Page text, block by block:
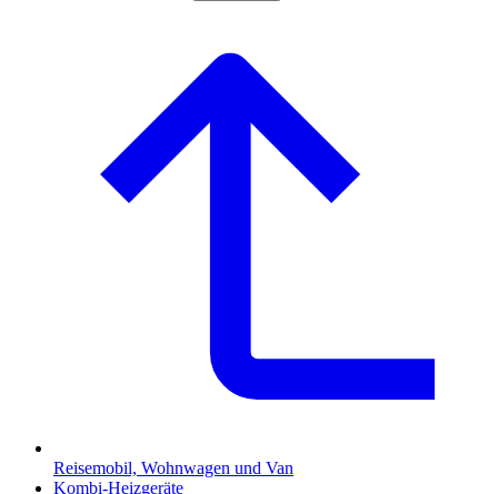
Reisemobil, Wohnwagen und Van
Kombi-Heizgeräte